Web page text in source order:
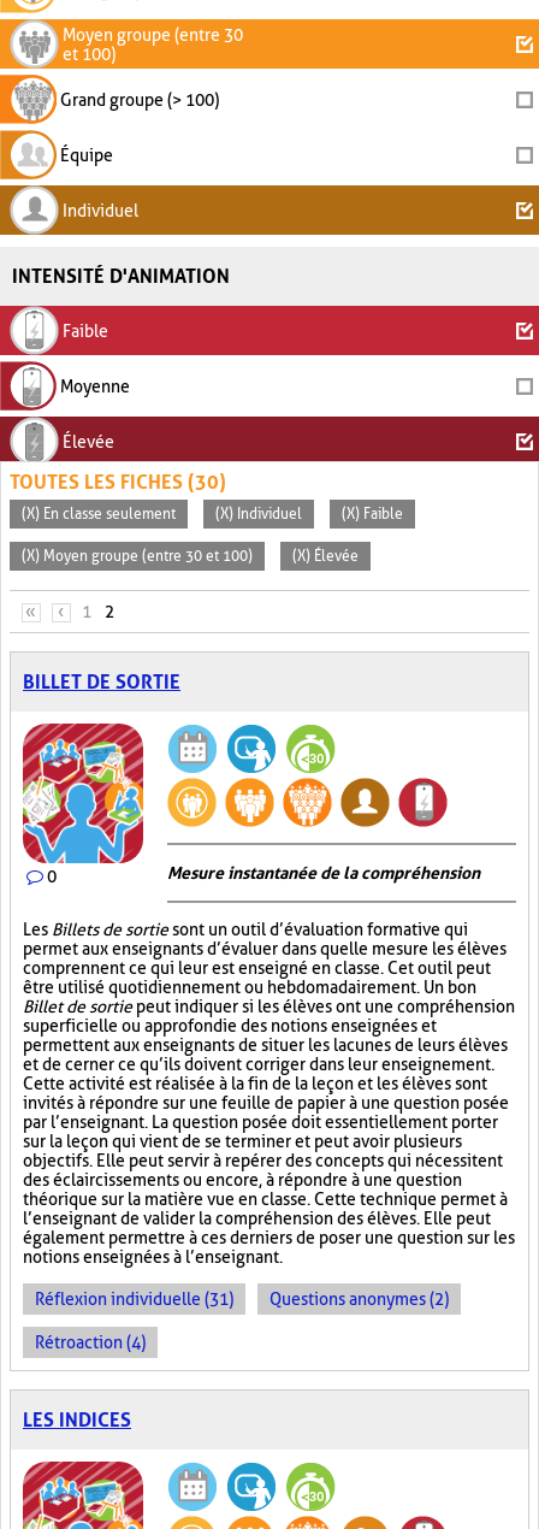
Moyen groupe (entre 30
et 100)
Grand groupe (> 100)
Équipe
Individuel
INTENSITÉ D'ANIMATION
Faible
Moyenne
Élevée
TOUTES LES FICHES (30)
(X) En classe seulement (X) Individuel (X) Faible
(X) Moyen groupe (entre 30 et 100) (X) Élevée
PAGES
« ‹ 1 2
BILLET DE SORTIE
0 Mesure instantanée de la compréhension
Les Billets de sortiesont un outil d’évaluation formative qui
permet aux enseignants d’évaluer dans quelle mesure les élèves
comprennent ce qui leur est enseigné en classe. Cet outil peut
être utilisé quotidiennement ou hebdomadairement. Un bon
Billet de sortiepeut indiquer si les élèves ont une compréhension
superficielle ou approfondie des notions enseignées et
permettent aux enseignants de situer les lacunes de leurs élèves
et de cerner ce qu’ils doivent corriger dans leur enseignement.
Cette activité est réalisée à la fin de la leçon et les élèves sont
invités à répondre sur une feuille de papier à une question posée
par l’enseignant. La question posée doit essentiellement porter
sur la leçon qui vient de se terminer et peut avoir plusieurs
objectifs. Elle peut servir à repérer des concepts qui nécessitent
des éclaircissements ou encore, à répondre à une question
théorique sur la matière vue en classe. Cette technique permet à
l’enseignant de valider la compréhension des élèves. Elle peut
également permettre à ces derniers de poser une question sur les
notions enseignées à l’enseignant.
Réflexion individuelle (31) Questions anonymes (2)
Rétroaction (4)
LES INDICES